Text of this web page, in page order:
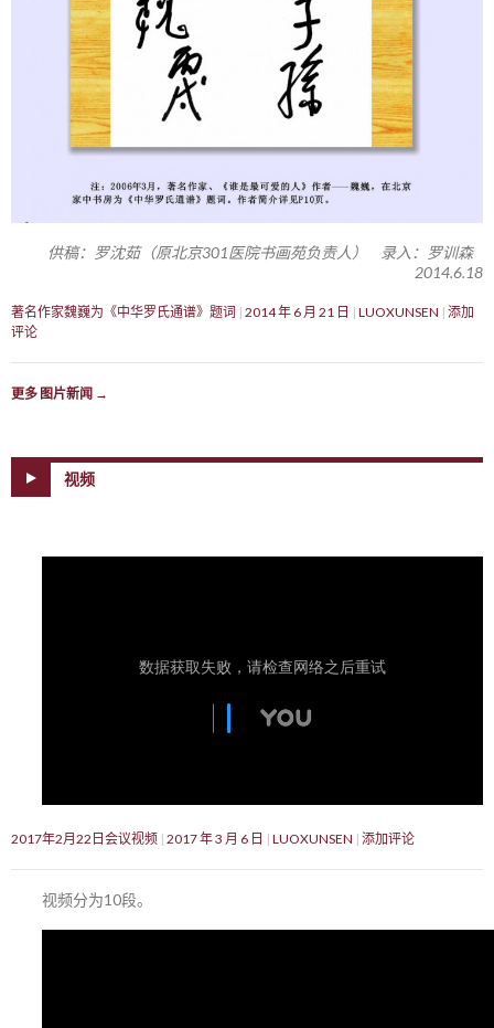
供稿：罗沈茹（原北京301医院书画苑负责人） 录入：罗训森
2014.6.18
著名作家魏巍为《中华罗氏通谱》题词 2014 年 6 月 21 日 LUOXUNSEN 添加
评论
更多 图片新闻 →
视频
2017年2月22日会议视频 2017 年 3 月 6 日 LUOXUNSEN 添加评论
视频分为10段。